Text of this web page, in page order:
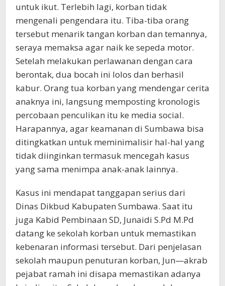
untuk ikut. Terlebih lagi, korban tidak
mengenali pengendara itu. Tiba-tiba orang
tersebut menarik tangan korban dan temannya,
seraya memaksa agar naik ke sepeda motor.
Setelah melakukan perlawanan dengan cara
berontak, dua bocah ini lolos dan berhasil
kabur. Orang tua korban yang mendengar cerita
anaknya ini, langsung memposting kronologis
percobaan penculikan itu ke media social.
Harapannya, agar keamanan di Sumbawa bisa
ditingkatkan untuk meminimalisir hal-hal yang
tidak diinginkan termasuk mencegah kasus
yang sama menimpa anak-anak lainnya.
Kasus ini mendapat tanggapan serius dari
Dinas Dikbud Kabupaten Sumbawa. Saat itu
juga Kabid Pembinaan SD, Junaidi S.Pd M.Pd
datang ke sekolah korban untuk memastikan
kebenaran informasi tersebut. Dari penjelasan
sekolah maupun penuturan korban, Jun—akrab
pejabat ramah ini disapa memastikan adanya